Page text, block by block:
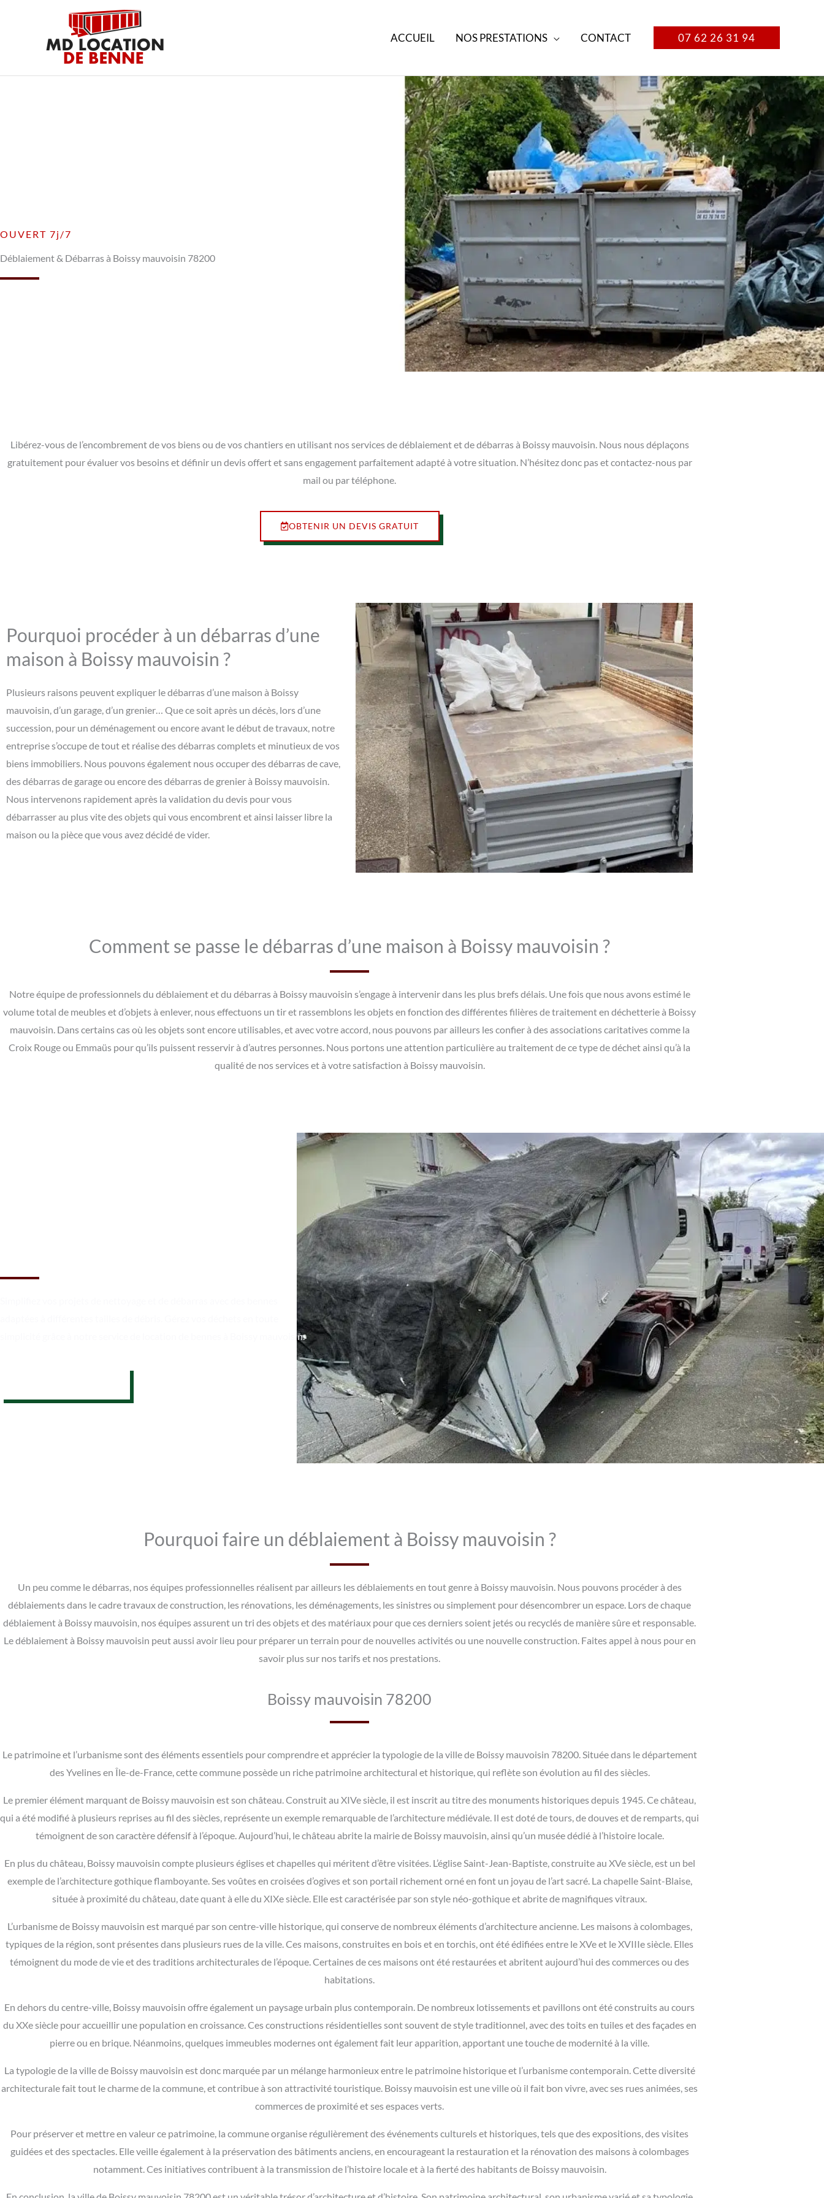
ACCUEIL NOS PRESTATIONS CONTACT 07 62 26 31 94
OUVERT 7j/7
Déblaiement & Débarras à Boissy mauvoisin 78200
Libérez-vous de l’encombrement de vos biens ou de vos chantiers en utilisant nos services de déblaiement et de débarras à Boissy mauvoisin. Nous nous déplaçons
gratuitement pour évaluer vos besoins et définir un devis offert et sans engagement parfaitement adapté à votre situation. N’hésitez donc pas et contactez-nous par
mail ou par téléphone.
OBTENIR UN DEVIS GRATUIT
Pourquoi procéder à un débarras d’une
maison à Boissy mauvoisin ?
Plusieurs raisons peuvent expliquer le débarras d’une maison à Boissy
mauvoisin, d’un garage, d’un grenier… Que ce soit après un décès, lors d’une
succession, pour un déménagement ou encore avant le début de travaux, notre
entreprise s’occupe de tout et réalise des débarras complets et minutieux de vos
biens immobiliers. Nous pouvons également nous occuper des débarras de cave,
des débarras de garage ou encore des débarras de grenier à Boissy mauvoisin.
Nous intervenons rapidement après la validation du devis pour vous
débarrasser au plus vite des objets qui vous encombrent et ainsi laisser libre la
maison ou la pièce que vous avez décidé de vider.
Comment se passe le débarras d’une maison à Boissy mauvoisin ?
Notre équipe de professionnels du déblaiement et du débarras à Boissy mauvoisin s’engage à intervenir dans les plus brefs délais. Une fois que nous avons estimé le
volume total de meubles et d’objets à enlever, nous effectuons un tir et rassemblons les objets en fonction des différentes filières de traitement en déchetterie à Boissy
mauvoisin. Dans certains cas où les objets sont encore utilisables, et avec votre accord, nous pouvons par ailleurs les confier à des associations caritatives comme la
Croix Rouge ou Emmaüs pour qu’ils puissent resservir à d’autres personnes. Nous portons une attention particulière au traitement de ce type de déchet ainsi qu’à la
qualité de nos services et à votre satisfaction à Boissy mauvoisin.
simplicité grâce à notre service de location de bennes à Boissy mauvoisin.
Pourquoi faire un déblaiement à Boissy mauvoisin ?
Un peu comme le débarras, nos équipes professionnelles réalisent par ailleurs les déblaiements en tout genre à Boissy mauvoisin. Nous pouvons procéder à des
déblaiements dans le cadre travaux de construction, les rénovations, les déménagements, les sinistres ou simplement pour désencombrer un espace. Lors de chaque
déblaiement à Boissy mauvoisin, nos équipes assurent un tri des objets et des matériaux pour que ces derniers soient jetés ou recyclés de manière sûre et responsable.
Le déblaiement à Boissy mauvoisin peut aussi avoir lieu pour préparer un terrain pour de nouvelles activités ou une nouvelle construction. Faites appel à nous pour en
savoir plus sur nos tarifs et nos prestations.
Boissy mauvoisin 78200
Le patrimoine et l’urbanisme sont des éléments essentiels pour comprendre et apprécier la typologie de la ville de Boissy mauvoisin 78200. Située dans le département
des Yvelines en Île-de-France, cette commune possède un riche patrimoine architectural et historique, qui reflète son évolution au fil des siècles.
Le premier élément marquant de Boissy mauvoisin est son château. Construit au XIVe siècle, il est inscrit au titre des monuments historiques depuis 1945. Ce château,
qui a été modifié à plusieurs reprises au fil des siècles, représente un exemple remarquable de l’architecture médiévale. Il est doté de tours, de douves et de remparts, qui
témoignent de son caractère défensif à l’époque. Aujourd’hui, le château abrite la mairie de Boissy mauvoisin, ainsi qu’un musée dédié à l’histoire locale.
En plus du château, Boissy mauvoisin compte plusieurs églises et chapelles qui méritent d’être visitées. L’église Saint-Jean-Baptiste, construite au XVe siècle, est un bel
exemple de l’architecture gothique flamboyante. Ses voûtes en croisées d’ogives et son portail richement orné en font un joyau de l’art sacré. La chapelle Saint-Blaise,
située à proximité du château, date quant à elle du XIXe siècle. Elle est caractérisée par son style néo-gothique et abrite de magnifiques vitraux.
L’urbanisme de Boissy mauvoisin est marqué par son centre-ville historique, qui conserve de nombreux éléments d’architecture ancienne. Les maisons à colombages,
typiques de la région, sont présentes dans plusieurs rues de la ville. Ces maisons, construites en bois et en torchis, ont été édifiées entre le XVe et le XVIIIe siècle. Elles
témoignent du mode de vie et des traditions architecturales de l’époque. Certaines de ces maisons ont été restaurées et abritent aujourd’hui des commerces ou des
habitations.
En dehors du centre-ville, Boissy mauvoisin offre également un paysage urbain plus contemporain. De nombreux lotissements et pavillons ont été construits au cours
du XXe siècle pour accueillir une population en croissance. Ces constructions résidentielles sont souvent de style traditionnel, avec des toits en tuiles et des façades en
pierre ou en brique. Néanmoins, quelques immeubles modernes ont également fait leur apparition, apportant une touche de modernité à la ville.
La typologie de la ville de Boissy mauvoisin est donc marquée par un mélange harmonieux entre le patrimoine historique et l’urbanisme contemporain. Cette diversité
architecturale fait tout le charme de la commune, et contribue à son attractivité touristique. Boissy mauvoisin est une ville où il fait bon vivre, avec ses rues animées, ses
commerces de proximité et ses espaces verts.
Pour préserver et mettre en valeur ce patrimoine, la commune organise régulièrement des événements culturels et historiques, tels que des expositions, des visites
guidées et des spectacles. Elle veille également à la préservation des bâtiments anciens, en encourageant la restauration et la rénovation des maisons à colombages
notamment. Ces initiatives contribuent à la transmission de l’histoire locale et à la fierté des habitants de Boissy mauvoisin.